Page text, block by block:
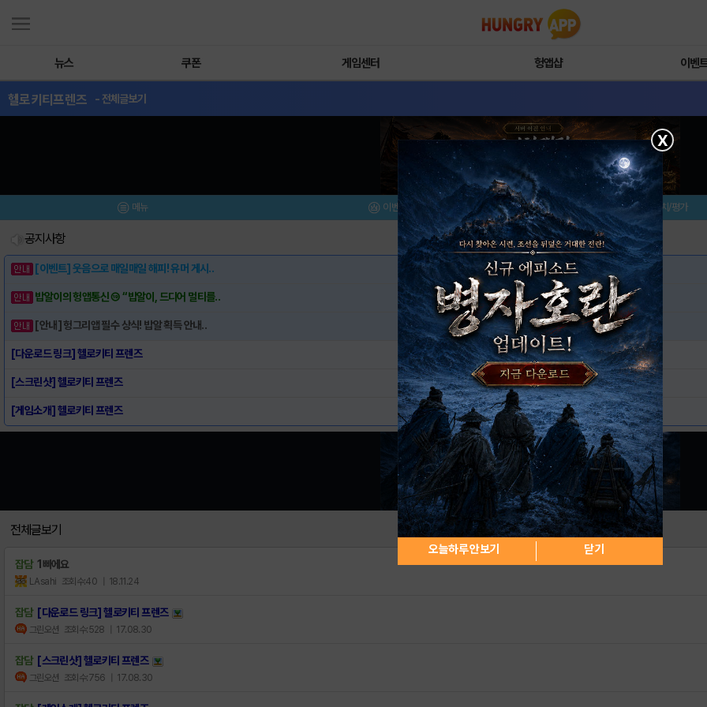
뉴스 쿠폰 게임센터 헝앱샵 이벤
헬로키티프렌즈 - 전체글보기
메뉴 이벤트/미션 설치/평가
공지사항
[이벤트] 웃음으로 매일매일 해피! 유머 게시..
밥알이의 헝앱통신 ⑲ “밥알이, 드디어 멀티를..
[안내] 헝그리앱 필수 상식! 밥알 획득 안내..
[다운로드 링크] 헬로키티 프렌즈
[스크린샷] 헬로키티 프렌즈
[게임소개] 헬로키티 프렌즈
전체글보기
잡담 1빠에요
LAsahi 조회수:40 | 18.11.24
잡담 [다운로드 링크] 헬로키티 프렌즈
그린오션 조회수:528 | 17.08.30
잡담 [스크린샷] 헬로키티 프렌즈
그린오션 조회수:756 | 17.08.30
X
오늘하루 안보기 닫기